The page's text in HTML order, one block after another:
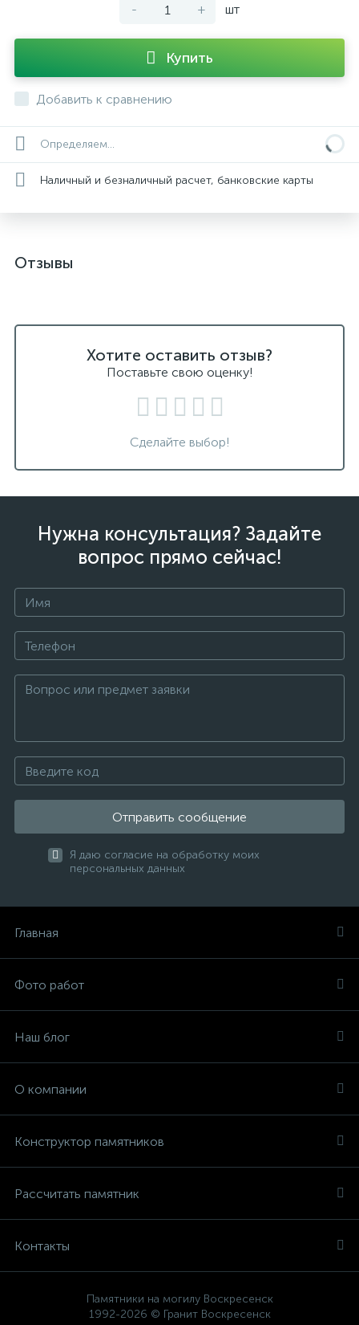
- + шт
Купить
Добавить к сравнению
Определяем...
Наличный и безналичный расчет, банковские карты
Отзывы
Хотите оставить отзыв?
Поставьте свою оценку!
Сделайте выбор!
Нужна консультация? Задайте
вопрос прямо сейчас!
Отправить сообщение
Я даю согласие на обработку моих
персональных данных
Главная
Фото работ
Наш блог
О компании
Конструктор памятников
Рассчитать памятник
Контакты
Памятники на могилу Воскресенск
1992-2026 © Гранит Воскресенск